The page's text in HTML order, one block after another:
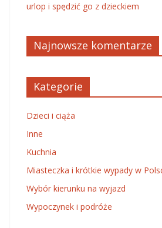
urlop i spędzić go z dzieckiem
Najnowsze komentarze
Kategorie
Dzieci i ciąża
Inne
Kuchnia
Miasteczka i krótkie wypady w
Wybór kierunku na wyjazd
Wypoczynek i podróże